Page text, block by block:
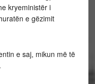
kryeministër i
e gëzimit
e saj, mikun më të